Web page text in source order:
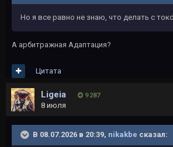
Но я все равно не знаю, что делать с
А арбитражная Адаптация?
Цитата
Ligeia 9 287
8 июля
В 08.07.2026 в 20:39, nikakbe сказал: